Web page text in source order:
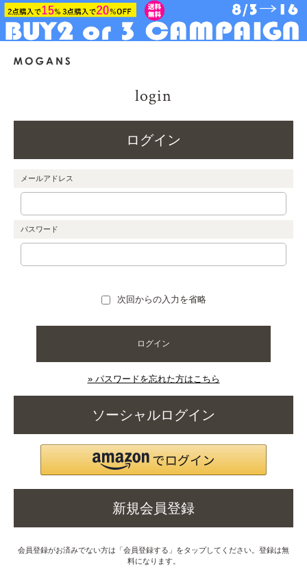
login
ログイン
メールアドレス
パスワード
次回からの入力を省略
ログイン
» パスワードを忘れた方はこちら
ソーシャルログイン
新規会員登録
会員登録がお済みでない方は「会員登録する」をタップしてください。登録は無
料になります。